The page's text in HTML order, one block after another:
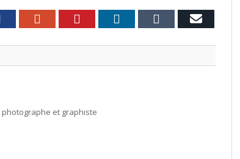
FacebookGoogle+Pinterest
LinkedInTumblrEmail
et graphiste